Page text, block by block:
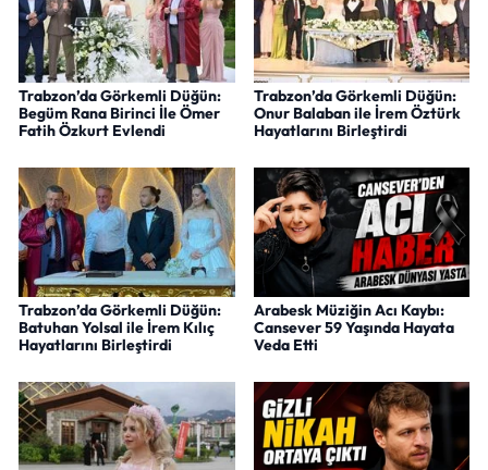
Trabzon’da Görkemli Düğün:
Begüm Rana Birinci İle Ömer
Fatih Özkurt Evlendi
Trabzon’da Görkemli Düğün:
Onur Balaban ile İrem Öztürk
Hayatlarını Birleştirdi
Trabzon’da Görkemli Düğün:
Batuhan Yolsal ile İrem Kılıç
Hayatlarını Birleştirdi
Arabesk Müziğin Acı Kaybı:
Cansever 59 Yaşında Hayata
Veda Etti